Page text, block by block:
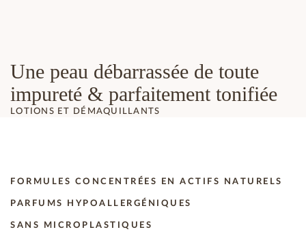
Une peau débarrassée de toute
impureté & parfaitement tonifiée
LOTIONS ET DÉMAQUILLANTS
FORMULES CONCENTRÉES EN ACTIFS NATURELS
PARFUMS HYPOALLERGÉNIQUES
SANS MICROPLASTIQUES